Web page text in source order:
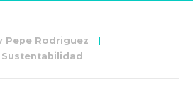
Pepe Rodriguez
Sustentabilidad